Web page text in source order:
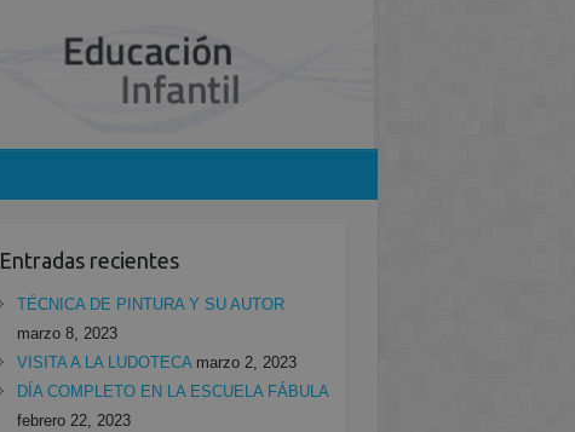
Entradas recientes
TÉCNICA DE PINTURA Y SU AUTOR
marzo 8, 2023
VISITA A LA LUDOTECA marzo 2, 2023
DÍA COMPLETO EN LA ESCUELA FÁBULA
febrero 22, 2023